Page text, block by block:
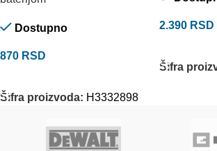
Dostupno
870 RSD
Šifra proizvoda: H3332898
2.390 RSD
Šifra